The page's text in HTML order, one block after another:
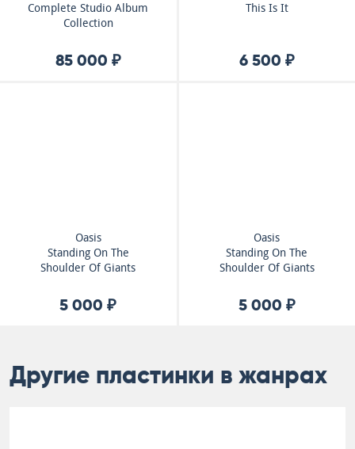
Complete Studio Album
Collection
85 000 ₽
This Is It
6 500 ₽
Oasis
Standing On The
Shoulder Of Giants
5 000 ₽
Oasis
Standing On The
Shoulder Of Giants
5 000 ₽
Другие пластинки в жанрах